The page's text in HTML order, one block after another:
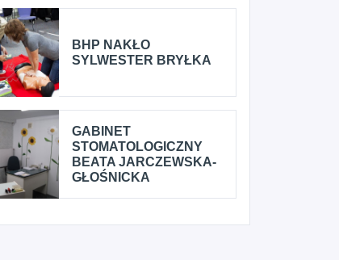
BHP NAKŁO
SYLWESTER BRYŁKA
GABINET
STOMATOLOGICZNY
BEATA JARCZEWSKA-
GŁOŚNICKA